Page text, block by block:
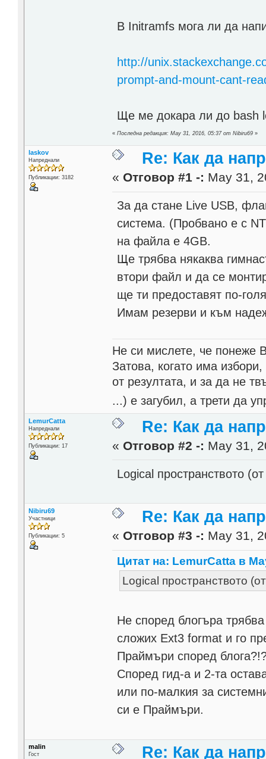
В Initramfs мога ли да
http://
prompt-and-mount-cant-
Ще ме докара ли до bash
«Последна редакция: May 31, 2016, 05:37 от Nibiru69 »
laskov
Напреднали
Публикации: 3182
Re: Как да
« Отговор #1 -: May 31,
За да стане Live USB,
система. (Пробвано е с
на файла е 4GB.
Ще трябва някаква
втори файл и да се
ще ти предоставят по-
Имам резерви и към
Не си мислете, че понеже
Затова, когато има
от резултата, и за да не
...) е загубил, а трети да
LemurCatta
Напреднали
Публикации: 17
Re: Как да
« Отговор #2 -: May 31,
Logical пространството
Nibiru69
Участници
Публикации: 5
Re: Как да
« Отговор #3 -: May 31,
Цитат на: LemurCatta в
Logical пространството
Не според блогъра
сложих Ext3 format и го
Праймъри според
Според гид-а и 2-та
или по-малкия за
си е Праймъри.
malin
Гост Re: Как да